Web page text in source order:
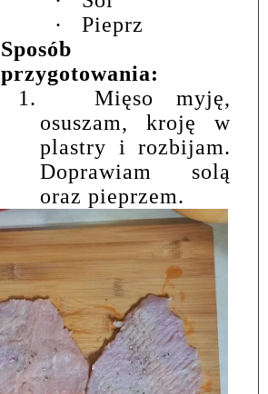
·
Pieprz
Sposób
przygotowania:
1.
Mięso myję,
osuszam, kroję w
plastry i rozbijam.
Doprawiam solą
oraz pieprzem.